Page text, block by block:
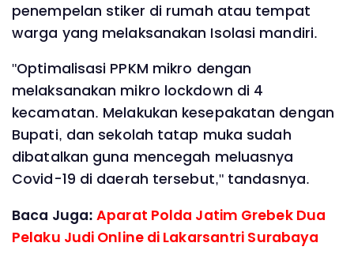
penempelan stiker di rumah atau tempat
warga yang melaksanakan Isolasi mandiri.
"Optimalisasi PPKM mikro dengan
melaksanakan mikro lockdown di 4
kecamatan. Melakukan kesepakatan dengan
Bupati, dan sekolah tatap muka sudah
dibatalkan guna mencegah meluasnya
Covid-19 di daerah tersebut," tandasnya.
Baca Juga:Aparat Polda Jatim Grebek Dua
Pelaku Judi Online di Lakarsantri Surabaya